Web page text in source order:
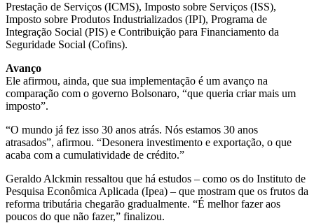
Prestação de Serviços (ICMS), Imposto sobre Serviços (ISS),
Imposto sobre Produtos Industrializados (IPI), Programa de
Integração Social (PIS) e Contribuição para Financiamento da
Seguridade Social (Cofins).
Avanço
Ele afirmou, ainda, que sua implementação é um avanço na
comparação com o governo Bolsonaro, “que queria criar mais um
imposto”.
“O mundo já fez isso 30 anos atrás. Nós estamos 30 anos
atrasados”, afirmou. “Desonera investimento e exportação, o que
acaba com a cumulatividade de crédito.”
Geraldo Alckmin ressaltou que há estudos – como os do Instituto de
Pesquisa Econômica Aplicada (Ipea) – que mostram que os frutos da
reforma tributária chegarão gradualmente. “É melhor fazer aos
poucos do que não fazer,” finalizou.